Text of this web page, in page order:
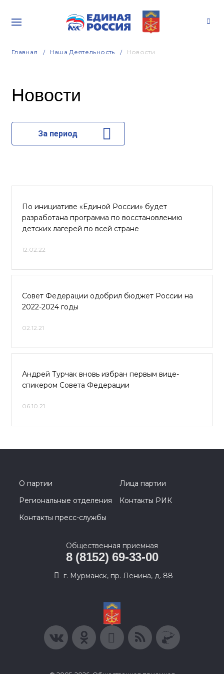
Главная Наша Деятельность Новости
Новости
За период
По инициативе «Единой России» будет
разработана программа по восстановлению
детских лагерей по всей стране
12.02.22
Совет Федерации одобрил бюджет России на
2022-2024 годы
02.12.21
Андрей Турчак вновь избран первым вице-
спикером Совета Федерации
06.10.21
О партии
Лица партии
Региональные отделения
Контакты РИК
Контакты пресс-службы
Общественная приемная
8 (8152) 69-33-00
г. Мурманск, пр. Ленина, д. 88